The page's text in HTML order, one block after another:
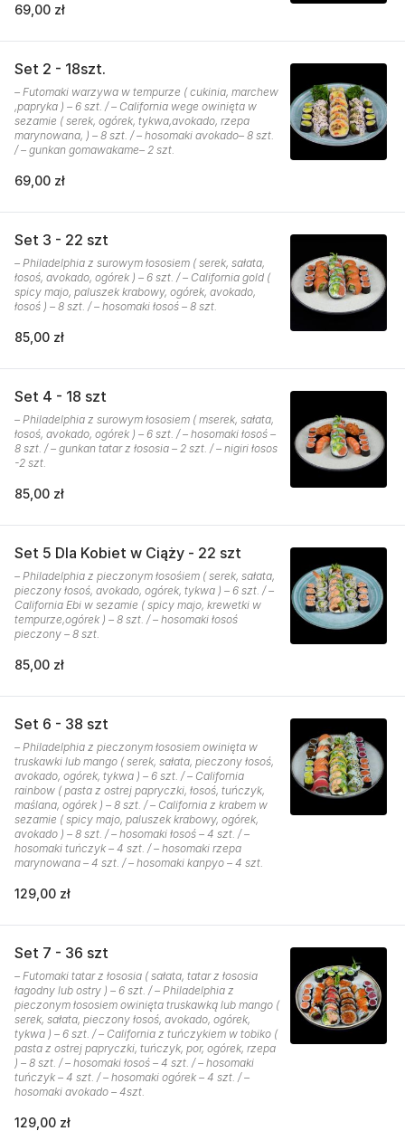
69,00 zł
Set 2 - 18szt.
– Futomaki warzywa w tempurze ( cukinia, marchew
,papryka ) – 6 szt. / – California wege owinięta w
sezamie ( serek, ogórek, tykwa,avokado, rzepa
marynowana, ) – 8 szt. / – hosomaki avokado– 8 szt.
/ – gunkan gomawakame– 2 szt.
69,00 zł
Set 3 - 22 szt
– Philadelphia z surowym łososiem ( serek, sałata,
łosoś, avokado, ogórek ) – 6 szt. / – California gold (
spicy majo, paluszek krabowy, ogórek, avokado,
łosoś ) – 8 szt. / – hosomaki łosoś – 8 szt.
85,00 zł
Set 4 - 18 szt
– Philadelphia z surowym łososiem ( mserek, sałata,
łosoś, avokado, ogórek ) – 6 szt. / – hosomaki łosoś –
8 szt. / – gunkan tatar z łososia – 2 szt. / – nigiri łosos
-2 szt.
85,00 zł
Set 5 Dla Kobiet w Ciąży - 22 szt
– Philadelphia z pieczonym łosośiem ( serek, sałata,
pieczony łosoś, avokado, ogórek, tykwa ) – 6 szt. / –
California Ebi w sezamie ( spicy majo, krewetki w
tempurze,ogórek ) – 8 szt. / – hosomaki łosoś
pieczony – 8 szt.
85,00 zł
Set 6 - 38 szt
– Philadelphia z pieczonym łososiem owinięta w
truskawki lub mango ( serek, sałata, pieczony łosoś,
avokado, ogórek, tykwa ) – 6 szt. / – California
rainbow ( pasta z ostrej papryczki, łosoś, tuńczyk,
maślana, ogórek ) – 8 szt. / – California z krabem w
sezamie ( spicy majo, paluszek krabowy, ogórek,
avokado ) – 8 szt. / – hosomaki łosoś – 4 szt. / –
hosomaki tuńczyk – 4 szt. / – hosomaki rzepa
marynowana – 4 szt. / – hosomaki kanpyo – 4 szt.
129,00 zł
Set 7 - 36 szt
– Futomaki tatar z łososia ( sałata, tatar z łososia
łagodny lub ostry ) – 6 szt. / – Philadelphia z
pieczonym łososiem owinięta truskawką lub mango (
serek, sałata, pieczony łosoś, avokado, ogórek,
tykwa ) – 6 szt. / – California z tuńczykiem w tobiko (
pasta z ostrej papryczki, tuńczyk, por, ogórek, rzepa
) – 8 szt. / – hosomaki łosoś – 4 szt. / – hosomaki
tuńczyk – 4 szt. / – hosomaki ogórek – 4 szt. / –
hosomaki avokado – 4szt.
129,00 zł